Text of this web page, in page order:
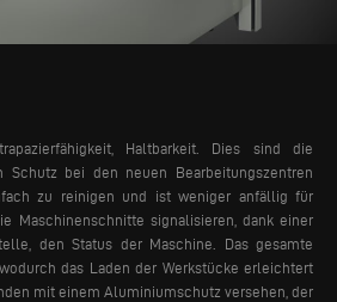
Haltbarkeit. Dies sind die
bei den neuen Bearbeitungszentren
zu reinigen und ist weniger anfällig für
Maschinenschnitte signalisieren, dank einer
den Status der Maschine. Das gesamte
das Laden der Werkstücke erleichtert
mit einem Aluminiumschutz versehen, der